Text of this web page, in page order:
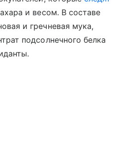
и весом. В составе
и гречневая мука,
подсолнечного белка